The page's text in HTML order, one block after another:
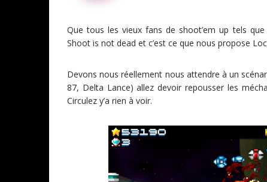
Que tous les vieux fans de shoot’em up tels
Shoot is not dead et c’est ce que nous propose
Devons nous réellement nous attendre à un
87, Delta Lance) allez devoir repousser les
Circulez y’a rien à voir.